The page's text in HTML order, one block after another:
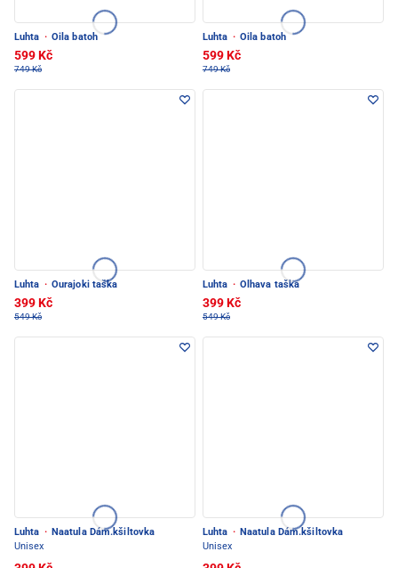
Luhta · Oila batoh
599 Kč
749 Kč
Luhta · Oila batoh
599 Kč
749 Kč
Luhta · Ourajoki taška
399 Kč
549 Kč
Luhta · Olhava taška
399 Kč
549 Kč
Luhta · Naatula Dám.kšiltovka
Unisex
Luhta · Naatula Dám.kšiltovka
Unisex